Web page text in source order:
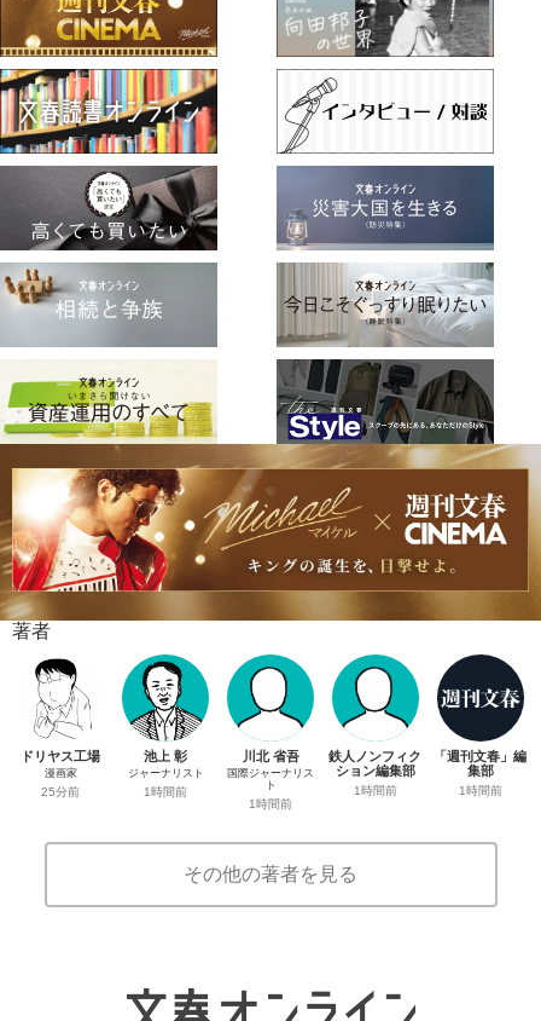
著者
ドリヤス工場
漫画家
25分前
池上 彰
ジャーナリスト
1時間前
川北 省吾
国際ジャーナリス
ト
1時間前
鉄人ノンフィク
ション編集部
1時間前
「週刊文春」編
集部
1時間前
その他の著者を見る